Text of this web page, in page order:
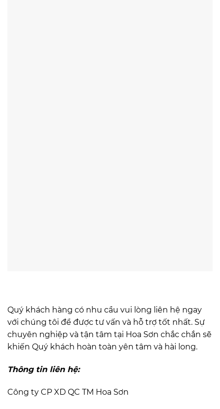
Quý khách hàng có nhu cầu vui lòng liên hệ ngay
với chúng tôi để được tư vấn và hỗ trợ tốt nhất. Sự
chuyên nghiệp và tận tâm tại Hoa Sơn chắc chắn sẽ
khiến Quý khách hoàn toàn yên tâm và hài long.
Thông tin liên hệ:
Công ty CP XD QC TM Hoa Sơn